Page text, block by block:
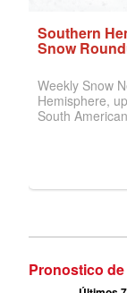
Pronostico